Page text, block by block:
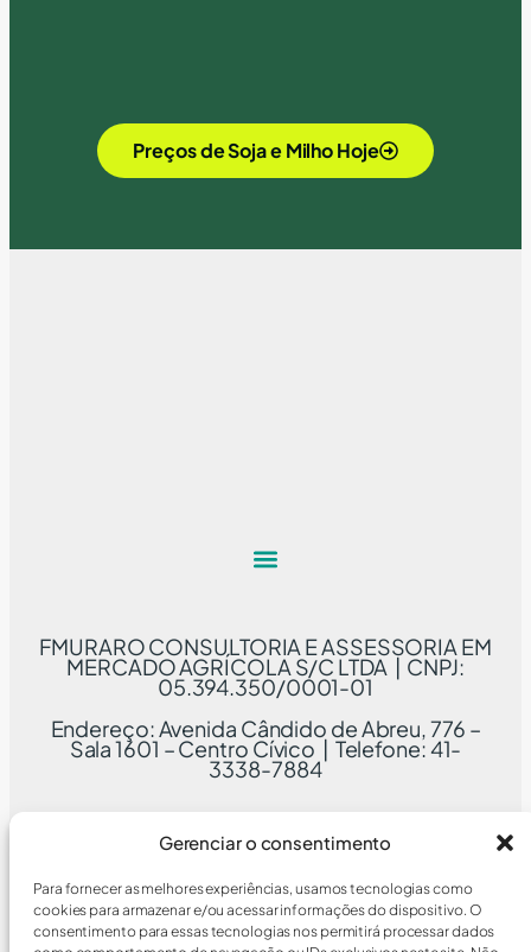
Gerenciar o consentimento
Para fornecer as melhores experiências, usamos tecnologias como
cookies para armazenar e/ou acessar informações do dispositivo. O
consentimento para essas tecnologias nos permitirá processar dados
Preços de Soja e Milho Hoje
FMURARO CONSULTORIA E ASSESSORIA EM
MERCADO AGRÍCOLA S/C LTDA | CNPJ:
05.394.350/0001-01
Endereço: Avenida Cândido de Abreu, 776 –
Sala 1601 – Centro Cívico | Telefone: 41-
3338-7884